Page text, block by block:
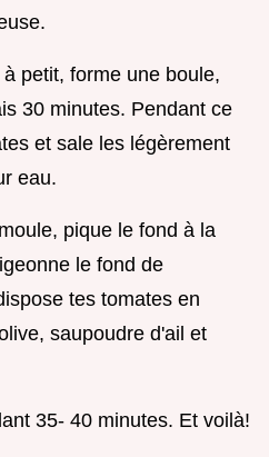
petit, forme une boule,
30 minutes. Pendant ce
et sale les légèrement
eau.
pique le fond à la
le fond de
tes tomates en
saupoudre d'ail et
35- 40 minutes. Et voilà!